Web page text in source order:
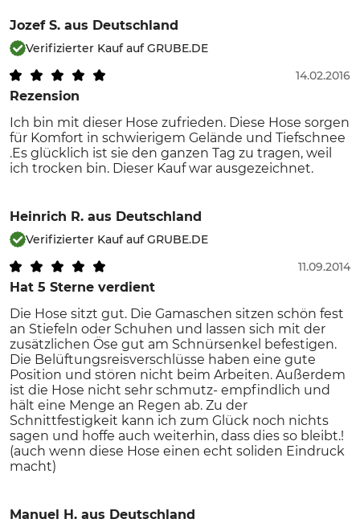
Jozef S. aus Deutschland
Verifizierter Kauf auf GRUBE.DE
Rezension
14.02.2016
Ich bin mit dieser Hose zufrieden. Diese Hose sorgen
für Komfort in schwierigem Gelände und Tiefschnee
.Es glücklich ist sie den ganzen Tag zu tragen, weil
ich trocken bin. Dieser Kauf war ausgezeichnet.
Heinrich R. aus Deutschland
Verifizierter Kauf auf GRUBE.DE
Hat 5 Sterne verdient
11.09.2014
Die Hose sitzt gut. Die Gamaschen sitzen schön fest
an Stiefeln oder Schuhen und lassen sich mit der
zusätzlichen Öse gut am Schnürsenkel befestigen.
Die Belüftungsreisverschlüsse haben eine gute
Position und stören nicht beim Arbeiten. Außerdem
ist die Hose nicht sehr schmutz- empfindlich und
hält eine Menge an Regen ab. Zu der
Schnittfestigkeit kann ich zum Glück noch nichts
sagen und hoffe auch weiterhin, dass dies so bleibt.!
(auch wenn diese Hose einen echt soliden Eindruck
macht)
Manuel H. aus Deutschland